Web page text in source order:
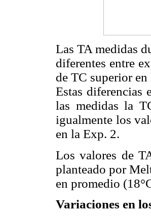
Las TA medidas
diferentes entre
de TC superior
Estas diferencias
las medidas la
igualmente los
en la Exp. 2.
Los valores de
planteado por
en promedio
Variaciones en